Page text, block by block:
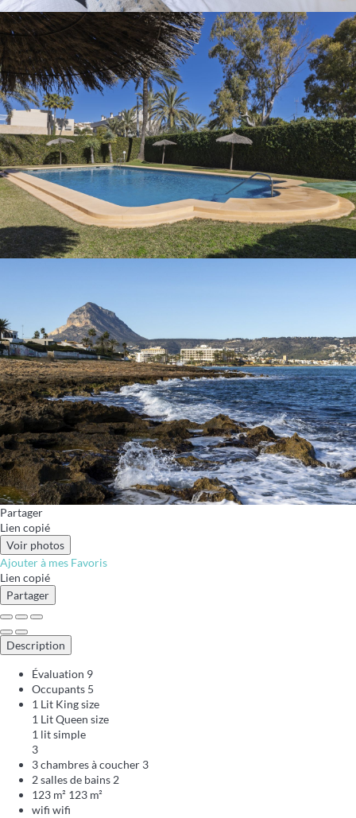
Partager
Lien copié
Voir photos
Ajouter à mes Favoris
Lien copié
Partager
Description
Évaluation 9
Occupants 5
1 Lit King size
1 Lit Queen size
1 lit simple
3
3 chambres à coucher 3
2 salles de bains 2
123 m² 123 m²
wifi wifi